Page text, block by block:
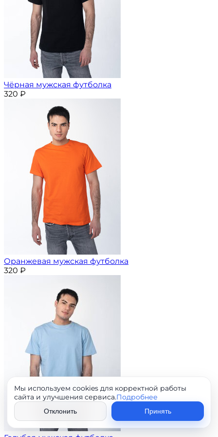
Чёрная мужская футболка
320 ₽
Оранжевая мужская футболка
320 ₽
Мы используем cookies для корректной работы
сайта и улучшения сервиса.Подробнее
Отклонить Принять